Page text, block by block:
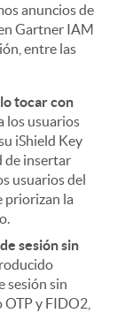
anuncios de
Gartner IAM
entre las
tocar con
los usuarios
iShield Key
de insertar
usuarios del
priorizan la
sesión sin
sesión sin
y FIDO2,